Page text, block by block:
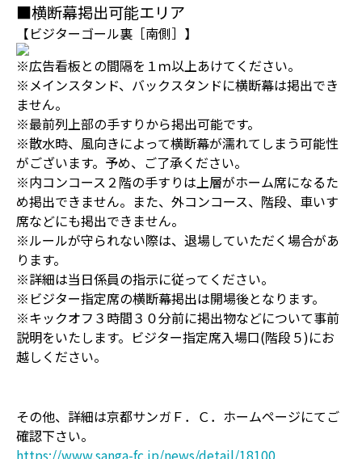
■横断幕掲出可能エリア
【ビジターゴール裏［南側］】
※広告看板との間隔を１ｍ以上あけてください。
※メインスタンド、バックスタンドに横断幕は掲出でき
ません。
※最前列上部の手すりから掲出可能です。
※散水時、風向きによって横断幕が濡れてしまう可能性
がございます。予め、ご了承ください。
※内コンコース２階の手すりは上層がホーム席になるた
め掲出できません。また、外コンコース、階段、車いす
席などにも掲出できません。
※ルールが守られない際は、退場していただく場合があ
ります。
※詳細は当日係員の指示に従ってください。
※ビジター指定席の横断幕掲出は開場後となります。
※キックオフ３時間３０分前に掲出物などについて事前
説明をいたします。ビジター指定席入場口(階段５)にお
越しください。
その他、詳細は京都サンガＦ．Ｃ．ホームページにてご
確認下さい。
https://www.sanga-fc.jp/news/detail/18100